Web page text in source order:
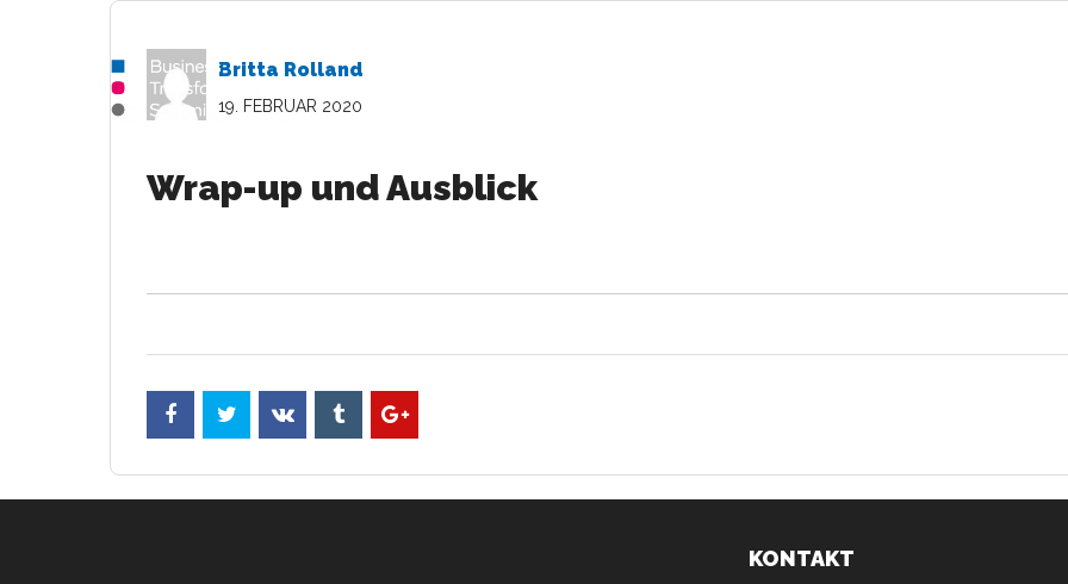
Britta Rolland
19. FEBRUAR 2020
Wrap-up und Ausblick
KONTAKT